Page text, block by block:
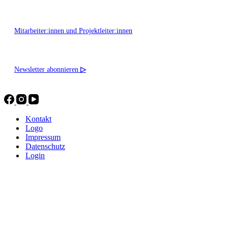
Mitarbeiter:innen und Projektleiter:innen
Newsletter abonnieren ▷
Kontakt
Logo
Impressum
Datenschutz
Login